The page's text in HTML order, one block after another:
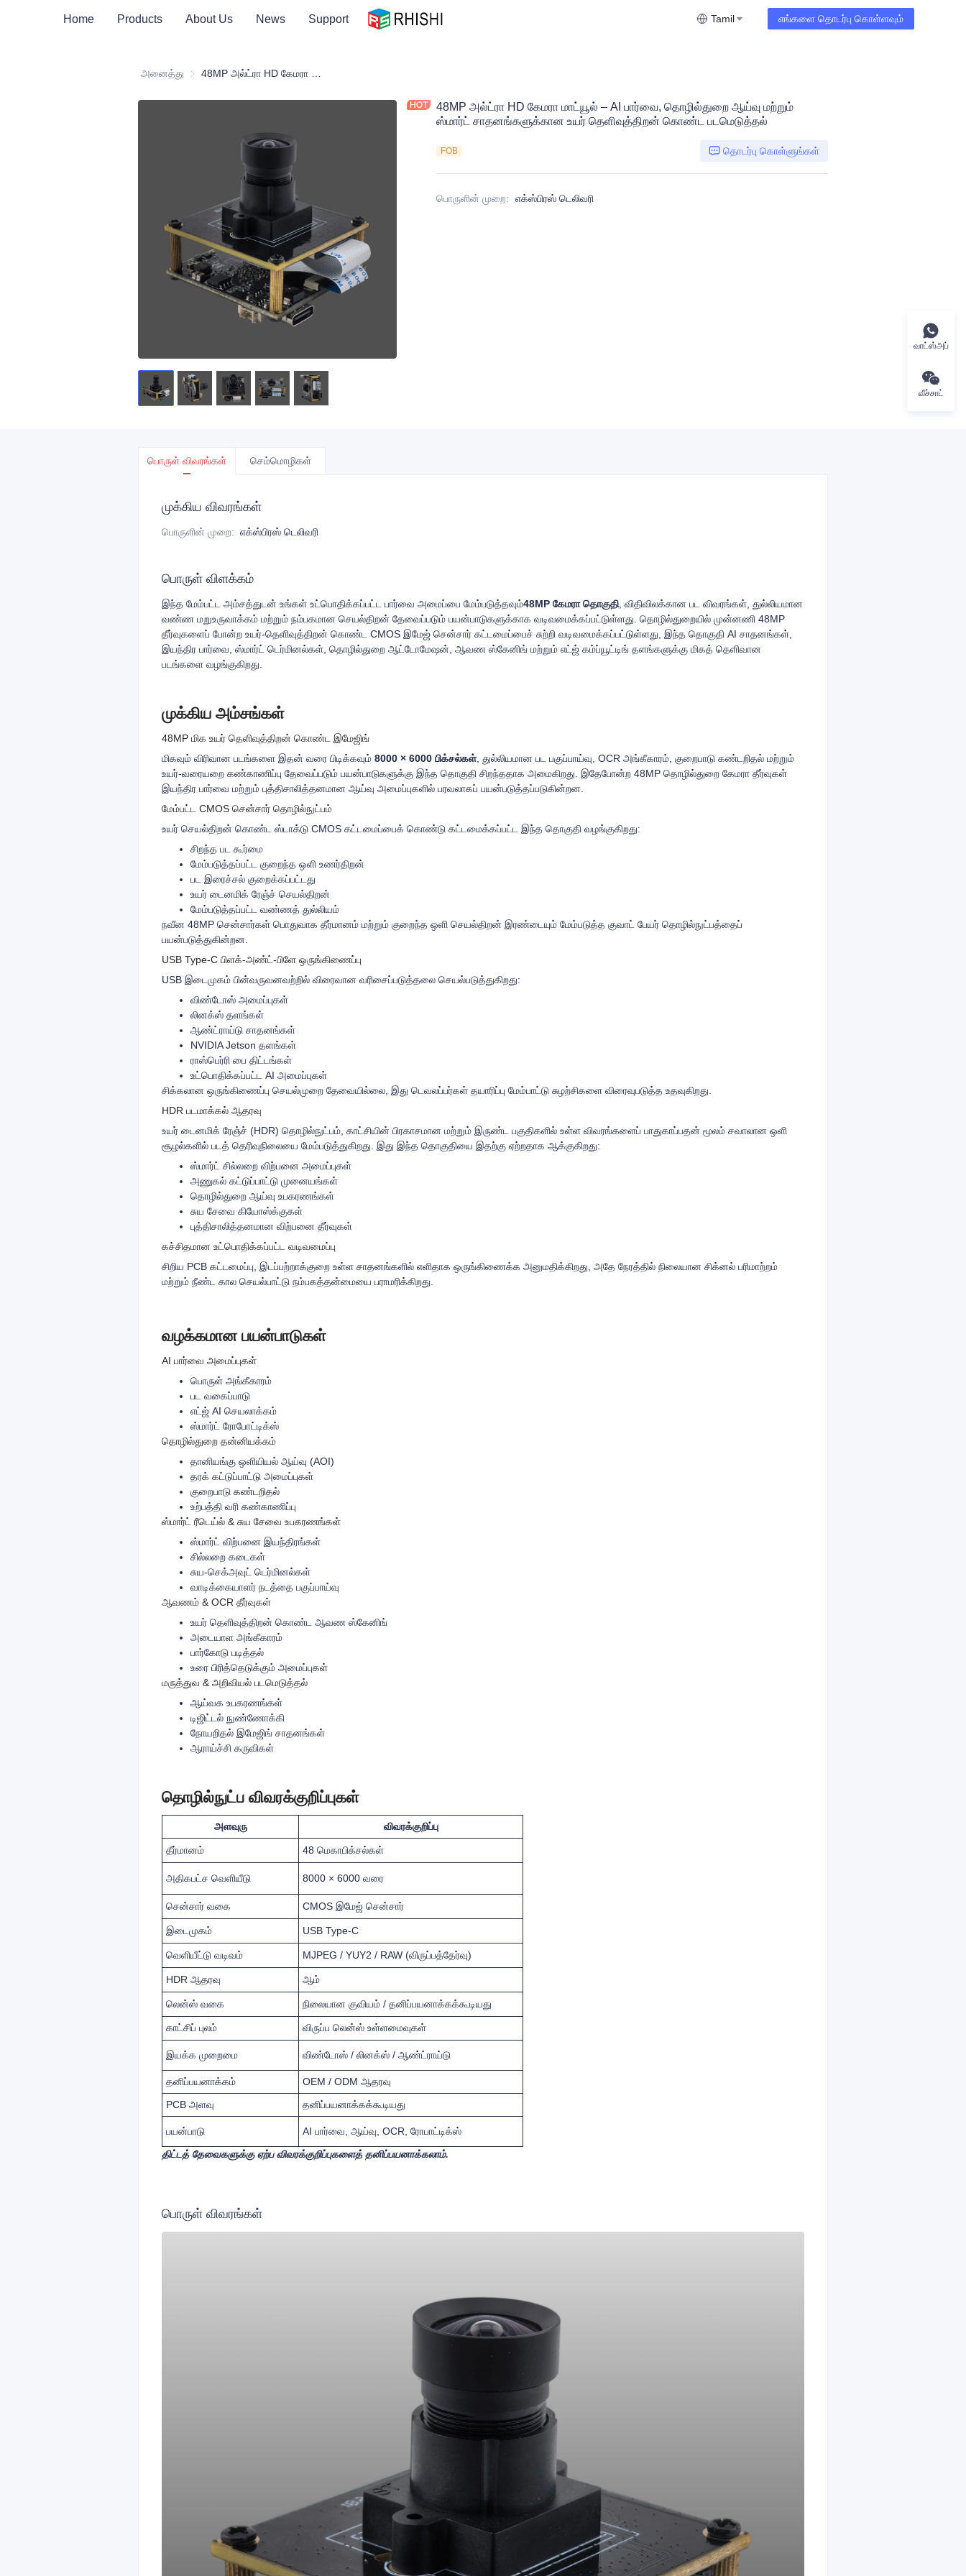
Home Products About Us News Support Tamil எங்களை தொடர்பு கொள்ளவும்
அனைத்து
48MP அல்ட்ரா HD கேமரா மாட்யூல் – AI பார்வை, தொழில்துறை ஆய்வு மற்றும்
ஸ்மார்ட் சாதனங்களுக்கான உயர் தெளிவுத்திறன் கொண்ட படமெடுத்தல்
FOB தொடர்பு கொள்ளுங்கள்
பொருளின் முறை: எக்ஸ்பிரஸ் டெலிவரி
பொருள் விவரங்கள் செம்மொழிகள்
முக்கிய விவரங்கள்
பொருளின் முறை: எக்ஸ்பிரஸ் டெலிவரி
பொருள் விளக்கம்
இந்த மேம்பட்ட அம்சத்துடன் உங்கள் உட்பொதிக்கப்பட்ட பார்வை அமைப்பை மேம்படுத்தவும்48MP கேமரா தொகுதி, விதிவிலக்கான பட விவரங்கள், துல்லியமான
வண்ண மறுஉருவாக்கம் மற்றும் நம்பகமான செயல்திறன் தேவைப்படும் பயன்பாடுகளுக்காக வடிவமைக்கப்பட்டுள்ளது. தொழில்துறையில் முன்னணி 48MP
தீர்வுகளைப் போன்ற உயர்-தெளிவுத்திறன் கொண்ட CMOS இமேஜ் சென்சார் கட்டமைப்பைச் சுற்றி வடிவமைக்கப்பட்டுள்ளது, இந்த தொகுதி AI சாதனங்கள்,
இயந்திர பார்வை, ஸ்மார்ட் டெர்மினல்கள், தொழில்துறை ஆட்டோமேஷன், ஆவண ஸ்கேனிங் மற்றும் எட்ஜ் கம்ப்யூட்டிங் தளங்களுக்கு மிகத் தெளிவான
படங்களை வழங்குகிறது.
முக்கிய அம்சங்கள்
48MP மிக உயர் தெளிவுத்திறன் கொண்ட இமேஜிங்
மிகவும் விரிவான படங்களை இதன் வரை பிடிக்கவும் 8000 × 6000 பிக்சல்கள், துல்லியமான பட பகுப்பாய்வு, OCR அங்கீகாரம், குறைபாடு கண்டறிதல் மற்றும்
உயர்-வரையறை கண்காணிப்பு தேவைப்படும் பயன்பாடுகளுக்கு இந்த தொகுதி சிறந்ததாக அமைகிறது. இதேபோன்ற 48MP தொழில்துறை கேமரா தீர்வுகள்
இயந்திர பார்வை மற்றும் புத்திசாலித்தனமான ஆய்வு அமைப்புகளில் பரவலாகப் பயன்படுத்தப்படுகின்றன.
மேம்பட்ட CMOS சென்சார் தொழில்நுட்பம்
உயர் செயல்திறன் கொண்ட ஸ்டாக்டு CMOS கட்டமைப்பைக் கொண்டு கட்டமைக்கப்பட்ட இந்த தொகுதி வழங்குகிறது:
சிறந்த பட கூர்மை
மேம்படுத்தப்பட்ட குறைந்த ஒளி உணர்திறன்
பட இரைச்சல் குறைக்கப்பட்டது
உயர் டைனமிக் ரேஞ்ச் செயல்திறன்
மேம்படுத்தப்பட்ட வண்ணத் துல்லியம்
நவீன 48MP சென்சார்கள் பொதுவாக தீர்மானம் மற்றும் குறைந்த ஒளி செயல்திறன் இரண்டையும் மேம்படுத்த குவாட் பேயர் தொழில்நுட்பத்தைப்
பயன்படுத்துகின்றன.
USB Type-C பிளக்-அண்ட்-பிளே ஒருங்கிணைப்பு
USB இடைமுகம் பின்வருவனவற்றில் விரைவான வரிசைப்படுத்தலை செயல்படுத்துகிறது:
விண்டோஸ் அமைப்புகள்
லினக்ஸ் தளங்கள்
ஆண்ட்ராய்டு சாதனங்கள்
NVIDIA Jetson தளங்கள்
ராஸ்பெர்ரி பை திட்டங்கள்
உட்பொதிக்கப்பட்ட AI அமைப்புகள்
சிக்கலான ஒருங்கிணைப்பு செயல்முறை தேவையில்லை, இது டெவலப்பர்கள் தயாரிப்பு மேம்பாட்டு சுழற்சிகளை விரைவுபடுத்த உதவுகிறது.
HDR படமாக்கல் ஆதரவு
உயர் டைனமிக் ரேஞ்ச் (HDR) தொழில்நுட்பம், காட்சியின் பிரகாசமான மற்றும் இருண்ட பகுதிகளில் உள்ள விவரங்களைப் பாதுகாப்பதன் மூலம் சவாலான ஒளி
சூழல்களில் படத் தெரிவுநிலையை மேம்படுத்துகிறது. இது இந்த தொகுதியை இதற்கு ஏற்றதாக ஆக்குகிறது:
ஸ்மார்ட் சில்லறை விற்பனை அமைப்புகள்
அணுகல் கட்டுப்பாட்டு முனையங்கள்
தொழில்துறை ஆய்வு உபகரணங்கள்
சுய சேவை கியோஸ்க்குகள்
புத்திசாலித்தனமான விற்பனை தீர்வுகள்
கச்சிதமான உட்பொதிக்கப்பட்ட வடிவமைப்பு
சிறிய PCB கட்டமைப்பு, இடப்பற்றாக்குறை உள்ள சாதனங்களில் எளிதாக ஒருங்கிணைக்க அனுமதிக்கிறது, அதே நேரத்தில் நிலையான சிக்னல் பரிமாற்றம்
மற்றும் நீண்ட கால செயல்பாட்டு நம்பகத்தன்மையை பராமரிக்கிறது.
வழக்கமான பயன்பாடுகள்
AI பார்வை அமைப்புகள்
பொருள் அங்கீகாரம்
பட வகைப்பாடு
எட்ஜ் AI செயலாக்கம்
ஸ்மார்ட் ரோபோட்டிக்ஸ்
தொழில்துறை தன்னியக்கம்
தானியங்கு ஒளியியல் ஆய்வு (AOI)
தரக் கட்டுப்பாட்டு அமைப்புகள்
குறைபாடு கண்டறிதல்
உற்பத்தி வரி கண்காணிப்பு
ஸ்மார்ட் ரீடெய்ல் & சுய சேவை உபகரணங்கள்
ஸ்மார்ட் விற்பனை இயந்திரங்கள்
சில்லறை கடைகள்
சுய-செக்அவுட் டெர்மினல்கள்
வாடிக்கையாளர் நடத்தை பகுப்பாய்வு
ஆவணம் & OCR தீர்வுகள்
உயர் தெளிவுத்திறன் கொண்ட ஆவண ஸ்கேனிங்
அடையாள அங்கீகாரம்
பார்கோடு படித்தல்
உரை பிரித்தெடுக்கும் அமைப்புகள்
மருத்துவ & அறிவியல் படமெடுத்தல்
ஆய்வக உபகரணங்கள்
டிஜிட்டல் நுண்ணோக்கி
நோயறிதல் இமேஜிங் சாதனங்கள்
ஆராய்ச்சி கருவிகள்
தொழில்நுட்ப விவரக்குறிப்புகள்
அளவுரு விவரக்குறிப்பு
தீர்மானம் 48 மெகாபிக்சல்கள்
அதிகபட்ச வெளியீடு 8000 × 6000 வரை
சென்சார் வகை CMOS இமேஜ் சென்சார்
இடைமுகம் USB Type-C
வெளியீட்டு வடிவம் MJPEG / YUY2 / RAW (விருப்பத்தேர்வு)
HDR ஆதரவு ஆம்
லென்ஸ் வகை நிலையான குவியம் / தனிப்பயனாக்கக்கூடியது
காட்சிப் புலம் விருப்ப லென்ஸ் உள்ளமைவுகள்
இயக்க முறைமை விண்டோஸ் / லினக்ஸ் / ஆண்ட்ராய்டு
தனிப்பயனாக்கம்
OEM / ODM ஆதரவு
PCB அளவு
தனிப்பயனாக்கக்கூடியது
பயன்பாடு
AI பார்வை, ஆய்வு, OCR, ரோபாட்டிக்ஸ்
திட்டத் தேவைகளுக்கு ஏற்ப விவரக்குறிப்புகளைத் தனிப்பயனாக்கலாம்.
பொருள் விவரங்கள்
வாட்ஸ்அப்
வீச்சாட்